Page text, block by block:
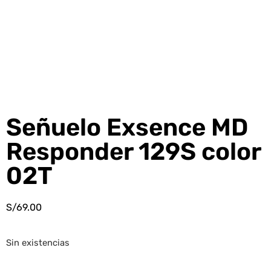
Señuelo Exsence MD
Responder 129S color
02T
S/69.00
Sin existencias